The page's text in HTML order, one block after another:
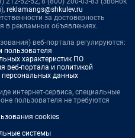
reklamangs@shkulev.ru
за достоверность
в рекламных объявлениях.
веб-портала регулируются:
пользователя
характеристик ПО
веб-портала и политикой
данных
интернет-сервиса, специальные
пользователя не требуются
cookies
системы